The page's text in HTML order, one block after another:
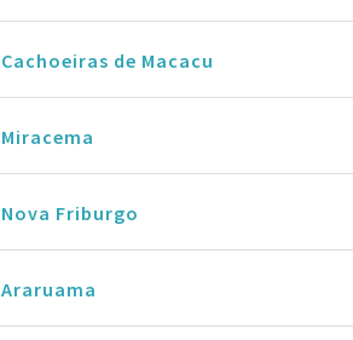
Cachoeiras de Macacu
Miracema
Nova Friburgo
Araruama